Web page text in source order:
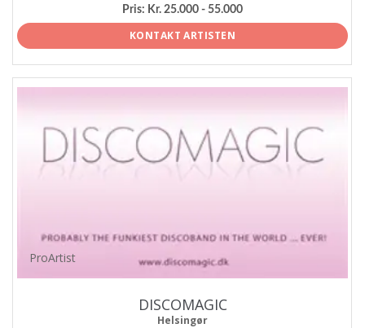
Pris: Kr. 25.000 - 55.000
KONTAKT ARTISTEN
ProArtist
DISCOMAGIC
Helsingør